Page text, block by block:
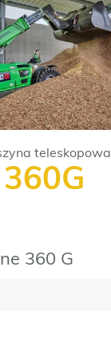
teleskopowa
360G
360 G